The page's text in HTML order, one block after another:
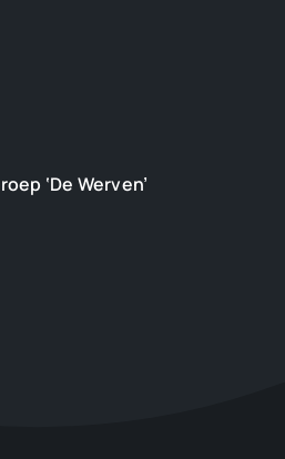
‘De Werven’